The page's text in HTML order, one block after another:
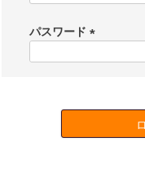
)
パスワード